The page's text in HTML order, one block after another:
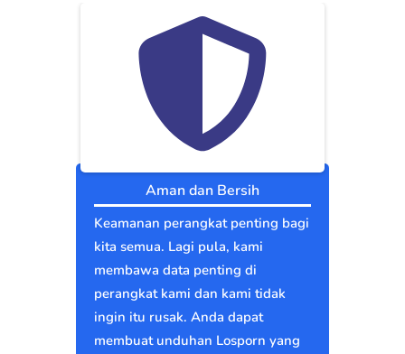
Aman dan Bersih
Keamanan perangkat penting bagi
kita semua. Lagi pula, kami
membawa data penting di
perangkat kami dan kami tidak
ingin itu rusak. Anda dapat
membuat unduhan Losporn yang